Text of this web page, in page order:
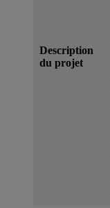
Description
du projet